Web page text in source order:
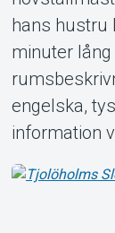
hans hustru
minuter
engelska,
information